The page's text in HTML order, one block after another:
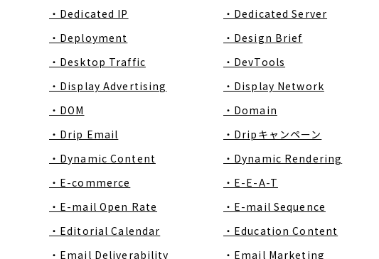
・Dedicated IP
・Dedicated Server
・Deployment
・Design Brief
・Desktop Traffic
・DevTools
・Display Advertising
・Display Network
・DOM
・Domain
・Drip Email
・Dripキャンペーン
・Dynamic Content
・Dynamic Rendering
・E-commerce
・E-E-A-T
・E-mail Open Rate
・E-mail Sequence
・Editorial Calendar
・Education Content
・Email Deliverability
・Email Marketing